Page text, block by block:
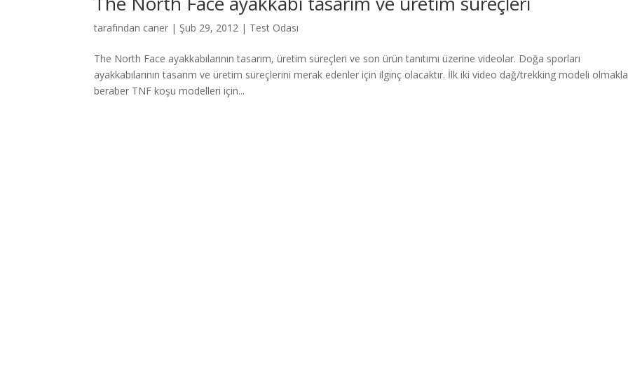
tarafından caner |Şub 29, 2012 | Test Odası
The North Face ayakkabılarının tasarım, üretim süreçleri ve son ürün tanıtımı üzerine videolar. Doğa sporları
ayakkabılarının tasarım ve üretim süreçlerini merak edenler için ilginç olacaktır. İlk iki video dağ/trekking modeli olmakla
beraber TNF koşu modelleri için...